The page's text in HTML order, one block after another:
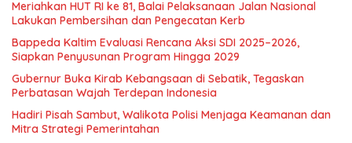
Meriahkan HUT RI ke 81, Balai Pelaksanaan Jalan Nasional
Lakukan Pembersihan dan Pengecatan Kerb
Bappeda Kaltim Evaluasi Rencana Aksi SDI 2025–2026,
Siapkan Penyusunan Program Hingga 2029
Gubernur Buka Kirab Kebangsaan di Sebatik, Tegaskan
Perbatasan Wajah Terdepan Indonesia
Hadiri Pisah Sambut, Walikota Polisi Menjaga Keamanan dan
Mitra Strategi Pemerintahan